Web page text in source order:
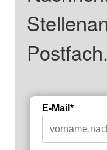
Postfach.
E-Mail*